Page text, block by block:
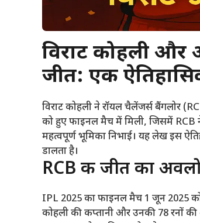
विराट कोहली और
जीत: एक
विराट कोहली ने रॉयल चैलेंजर्स बैंगलोर
को हुए फाइनल मैच में मिली, जिसमें RCB
महत्वपूर्ण भूमिका निभाई। यह लेख इस
डालता है।
RCB की जीत का
IPL 2025 का फाइनल मैच 1 जून 2025
कोहली की कप्तानी और उनकी 78 रनों की